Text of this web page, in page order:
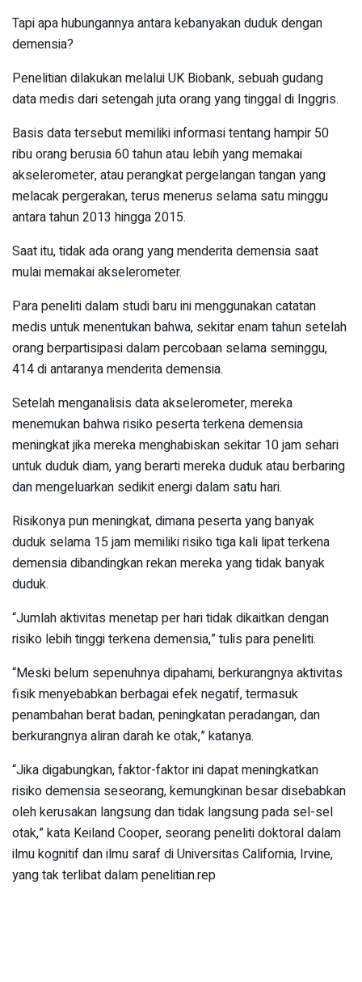
Tapi apa hubungannya antara kebanyakan duduk dengan
demensia?
Penelitian dilakukan melalui UK Biobank, sebuah gudang
data medis dari setengah juta orang yang tinggal di Inggris.
Basis data tersebut memiliki informasi tentang hampir 50
ribu orang berusia 60 tahun atau lebih yang memakai
akselerometer, atau perangkat pergelangan tangan yang
melacak pergerakan, terus menerus selama satu minggu
antara tahun 2013 hingga 2015.
Saat itu, tidak ada orang yang menderita demensia saat
mulai memakai akselerometer.
Para peneliti dalam studi baru ini menggunakan catatan
medis untuk menentukan bahwa, sekitar enam tahun setelah
orang berpartisipasi dalam percobaan selama seminggu,
414 di antaranya menderita demensia.
Setelah menganalisis data akselerometer, mereka
menemukan bahwa risiko peserta terkena demensia
meningkat jika mereka menghabiskan sekitar 10 jam sehari
untuk duduk diam, yang berarti mereka duduk atau berbaring
dan mengeluarkan sedikit energi dalam satu hari.
Risikonya pun meningkat, dimana peserta yang banyak
duduk selama 15 jam memiliki risiko tiga kali lipat terkena
demensia dibandingkan rekan mereka yang tidak banyak
duduk.
“Jumlah aktivitas menetap per hari tidak dikaitkan dengan
risiko lebih tinggi terkena demensia,” tulis para peneliti.
“Meski belum sepenuhnya dipahami, berkurangnya aktivitas
fisik menyebabkan berbagai efek negatif, termasuk
penambahan berat badan, peningkatan peradangan, dan
berkurangnya aliran darah ke otak,” katanya.
“Jika digabungkan, faktor-faktor ini dapat meningkatkan
risiko demensia seseorang, kemungkinan besar disebabkan
oleh kerusakan langsung dan tidak langsung pada sel-sel
otak,” kata Keiland Cooper, seorang peneliti doktoral dalam
ilmu kognitif dan ilmu saraf di Universitas California, Irvine,
yang tak terlibat dalam penelitian.rep